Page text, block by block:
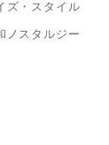
ズ・スタイル
ノスタルジー